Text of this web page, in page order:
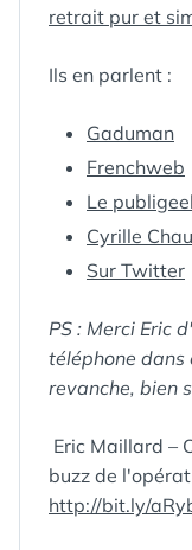
retrait pur et
Ils en parlent :
Gaduman
Frenchweb
Le
Cyrille
Sur Twitter
PS : Merci Eric
téléphone dans
revanche, bien
Eric Maillard –
buzz de
http://bit.ly/